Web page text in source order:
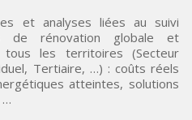
et analyses liées au suivi
de rénovation globale et
les territoires (Secteur
Tertiaire, …) : coûts réels
atteintes, solutions
…